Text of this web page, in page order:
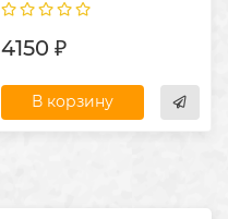
4150 ₽
В корзину